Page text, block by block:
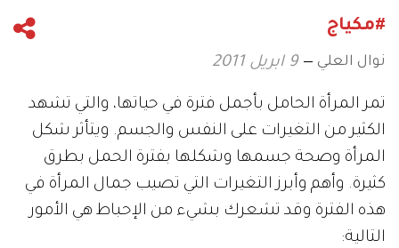
#مكياج
نوال العلي 9 ابريل 2011
تمر المرأة الحامل بأجمل فترة في حياتها، والتي تشهد
الكثير من التغيرات على النفس والجسم. ويتأثر شكل
المرأة وصحة جسمها وشكلها بفترة الحمل بطرق
كثيرة. وأهم وأبرز التغيرات التي تصيب جمال المرأة في
هذه الفترة وقد تشعرك بشيء من الإحباط هي الأمور
التالية: